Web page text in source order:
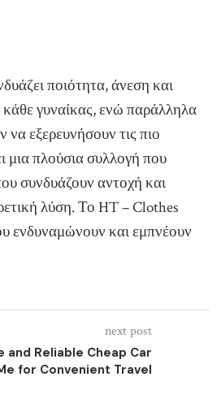
ποιότητα, άνεση και
γυναίκας, ενώ παράλληλα
να εξερευνήσουν τις πιο
μια πλούσια συλλογή που
συνδυάζουν αντοχή και
λύση. Το HT – Clothes
ενδυναμώνουν και εμπνέουν
next post
Reliable Cheap Car
for Convenient Travel